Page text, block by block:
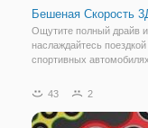
Бешеная Скорость
Ощутите полный драйв и
наслаждайтесь поездкой
спортивных
3Д". Это флеш гонка для
предстоит принять
43 2